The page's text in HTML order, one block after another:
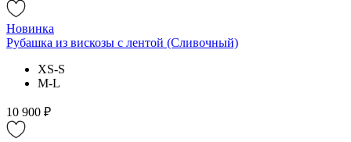
Новинка
Рубашка из вискозы с лентой (Сливочный)
XS-S
M-L
10 900 ₽